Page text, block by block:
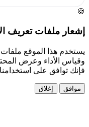
🍪
إشعار ملفات تعريف
يستخدم هذا الموقع
وقياس الأداء وعرض
فإنك توافق على
موافق إغلاق